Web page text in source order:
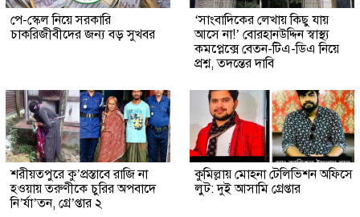
পে-স্কেল নিয়ে সরকারি
চাকরিজীবীদের জন্য বড় সুখবর
‘সাংবাদিকের লেখায় কিছু যায়
আসে না!’ বোরহানউদ্দিন স্বাস্থ্য
কমপ্লেক্সে বেতন-টিএ-ডিএ নিয়ে
প্রশ্ন, তদন্তের দাবি
শরীয়তপুরে কু’প্রস্তাবে রাজি না
হওয়ায় তরুণীকে চুরির অপবাদে
নি’র্যা’তন, গ্রে’প্তার ২
কুমিল্লায় মোহনা টেলিভিশন অফিসে
লুট: দুই আসামি গ্রেপ্তার